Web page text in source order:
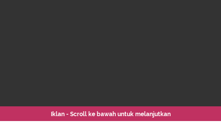
Iklan - Scroll ke bawah untuk melanjutkan